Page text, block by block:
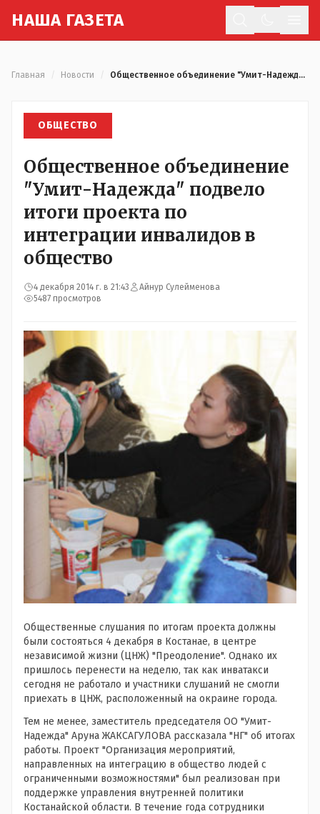
НАША ГАЗЕТА
Главная Новости Общественное объединение "Умит-Надежда" подвело итоги проекта по интеграции инвалидов в общество
ОБЩЕСТВО
Общественное объединение
"Умит-Надежда" подвело
итоги проекта по
интеграции инвалидов в
общество
4 декабря 2014 г. в 21:43
Айнур Сулейменова
5487 просмотров
Общественные слушания по итогам проекта должны
были состояться 4 декабря в Костанае, в центре
независимой жизни (ЦНЖ) "Преодоление". Однако их
пришлось перенести на неделю, так как инватакси
сегодня не работало и участники слушаний не смогли
приехать в ЦНЖ, расположенный на окраине города.
Тем не менее, заместитель председателя ОО "Умит-
Надежда" Аруна ЖАКСАГУЛОВА рассказала "НГ" об итогах
работы. Проект "Организация мероприятий,
направленных на интеграцию в общество людей с
ограниченными возможностями" был реализован при
поддержке управления внутренней политики
Костанайской области. В течение года сотрудники